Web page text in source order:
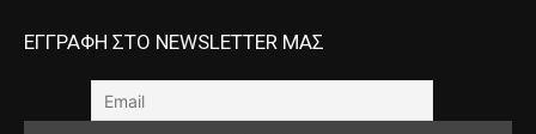
ΕΓΓΡΑΦΗ ΣΤΟ NEWSLETTER ΜΑΣ